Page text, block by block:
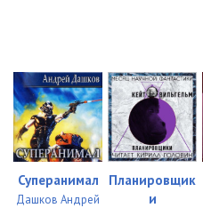
Суперанимал
Дашков Андрей
Планировщик
и